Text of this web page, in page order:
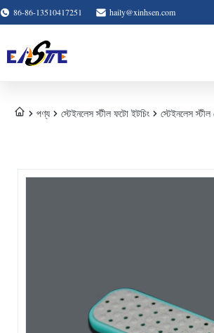
86-86-13510417251 haily@xinhsen.com
পণ্য স্টেইনলেস স্টীল ফটো ইটচিং স্টেইনলেস